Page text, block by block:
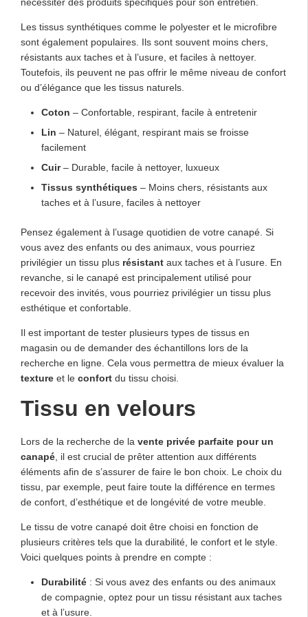
nécessiter des produits spécifiques pour son entretien.
Les tissus synthétiques comme le polyester et le microfibre
sont également populaires. Ils sont souvent moins chers,
résistants aux taches et à l’usure, et faciles à nettoyer.
Toutefois, ils peuvent ne pas offrir le même niveau de confort
ou d’élégance que les tissus naturels.
Coton – Confortable, respirant, facile à entretenir
Lin – Naturel, élégant, respirant mais se froisse
facilement
Cuir– Durable, facile à nettoyer, luxueux
Tissus synthétiques – Moins chers, résistants aux
taches et à l’usure, faciles à nettoyer
Pensez également à l’usage quotidien de votre canapé. Si
vous avez des enfants ou des animaux, vous pourriez
privilégier un tissu plus résistant aux taches et à l’usure. En
revanche, si le canapé est principalement utilisé pour
recevoir des invités, vous pourriez privilégier un tissu plus
esthétique et confortable.
Il est important de tester plusieurs types de tissus en
magasin ou de demander des échantillons lors de la
recherche en ligne. Cela vous permettra de mieux évaluer la
texture et le confort du tissu choisi.
Tissu en velours
Lors de la recherche de la vente privée parfaite pour un
canapé, il est crucial de prêter attention aux différents
éléments afin de s’assurer de faire le bon choix. Le choix du
tissu, par exemple, peut faire toute la différence en termes
de confort, d’esthétique et de longévité de votre meuble.
Le tissu de votre canapé doit être choisi en fonction de
plusieurs critères tels que la durabilité, le confort et le style.
Voici quelques points à prendre en compte :
Durabilité : Si vous avez des enfants ou des animaux
de compagnie, optez pour un tissu résistant aux taches
et à l’usure.